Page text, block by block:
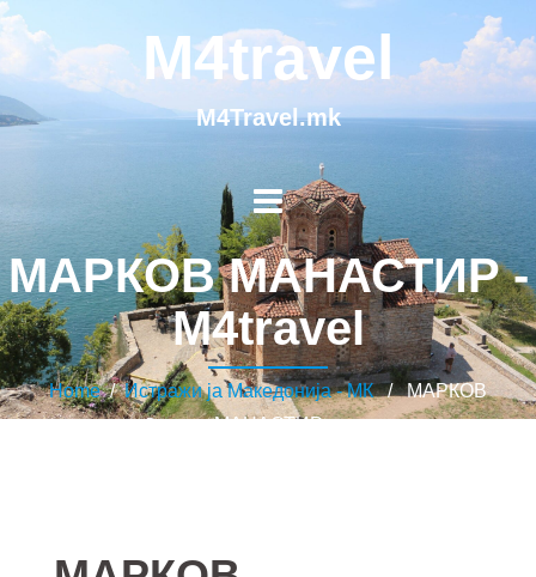
M4travel
M4Travel.mk
МАРКОВ МАНАСТИР -
M4travel
Home/Истражи ја Македонија - МК/ МАРКОВ
МАНАСТИР